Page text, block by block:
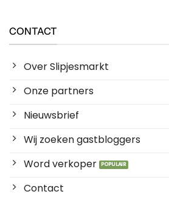
CONTACT
Over Slipjesmarkt
Onze partners
Nieuwsbrief
Wij zoeken gastbloggers
Word verkoper
Contact